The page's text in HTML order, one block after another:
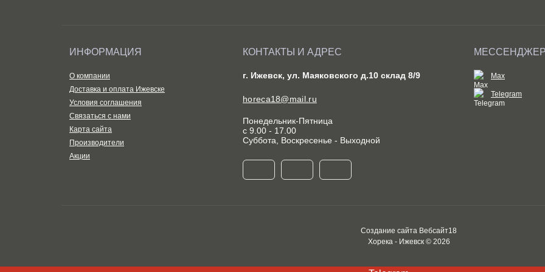
ИНФОРМАЦИЯ
О компании
Доставка и оплата Ижевске
Условия соглашения
Связаться с нами
Карта сайта
Производители
Акции
КОНТАКТЫ И АДРЕС
г. Ижевск, ул. Маяковского д.10 склад 8/9
horeca18@mail.ru
Понедельник-Пятница
с 9.00 - 17.00
Суббота, Воскресенье - Выходной
Max
Telegram
Создание сайта Вебсайт18
Хорека - Ижевск © 2026